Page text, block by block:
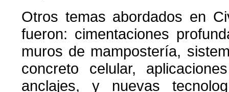
Otros temas abordados en
fueron: cimentaciones
muros de mampostería,
concreto celular,
anclajes, y nuevas